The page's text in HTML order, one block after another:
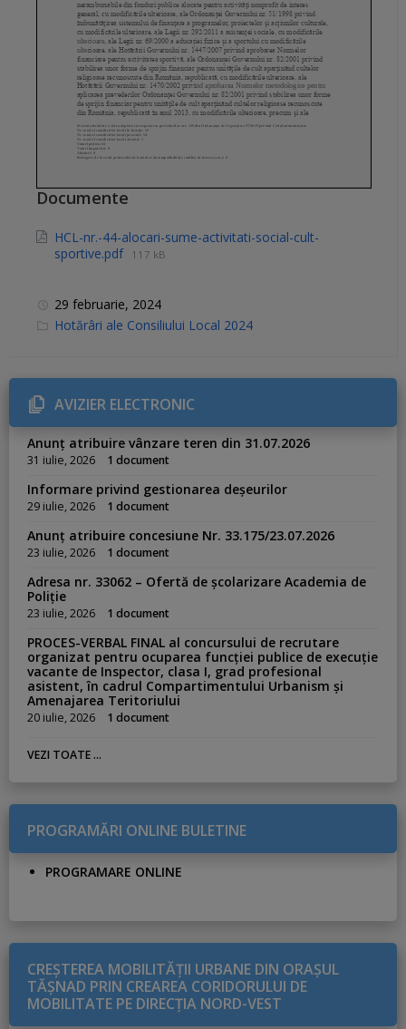
Documente
HCL-nr.-44-alocari-sume-activitati-social-cult-
sportive.pdf 117 kB
29 februarie, 2024
C
r
i
e
s
Hotărâri ale Consiliului Local 2024
AVIZIER ELECTRONIC
Anunț atribuire vânzare teren din 31.07.2026
31 iulie, 2026 1 document
Informare privind gestionarea deșeurilor
29 iulie, 2026 1 document
Anunț atribuire concesiune Nr. 33.175/23.07.2026
23 iulie, 2026 1 document
Adresa nr. 33062 – Ofertă de școlarizare Academia de
Poliție
23 iulie, 2026 1 document
PROCES-VERBAL FINAL al concursului de recrutare
organizat pentru ocuparea funcției publice de execuție
vacante de Inspector, clasa I, grad profesional
asistent, în cadrul Compartimentului Urbanism și
Amenajarea Teritoriului
20 iulie, 2026 1 document
VEZI TOATE ...
PROGRAMĂRI ONLINE BULETINE
PROGRAMARE ONLINE
CREŞTEREA MOBILITĂŢII URBANE DIN ORAŞUL
TĂŞNAD PRIN CREAREA CORIDORULUI DE
MOBILITATE PE DIRECŢIA NORD-VEST